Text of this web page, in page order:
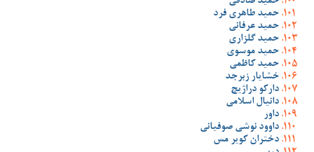
حمید طاهری فرد
حمید عرفانی
حمید گلزاری
حمید موسوی
حمید کاظمی
خشایار زبرجد
دارکو دراژیچ
دانیال اسلامی
داور
داوود نوشی صوفیانی
دختران کویر مس